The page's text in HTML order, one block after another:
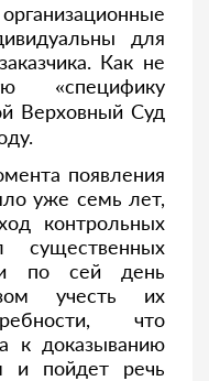
для
Как не
«специфику
Верховный Суд
появления
уже семь лет,
контрольных
существенных
и по сей день
учесть их
что
к доказыванию
пойдет речь